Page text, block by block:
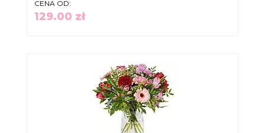
CENA OD:
129.00 zł